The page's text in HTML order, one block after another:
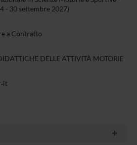
- 30 settembre 2027)
a Contratto
DELLE ATTIVITÀ MOTORIE
it